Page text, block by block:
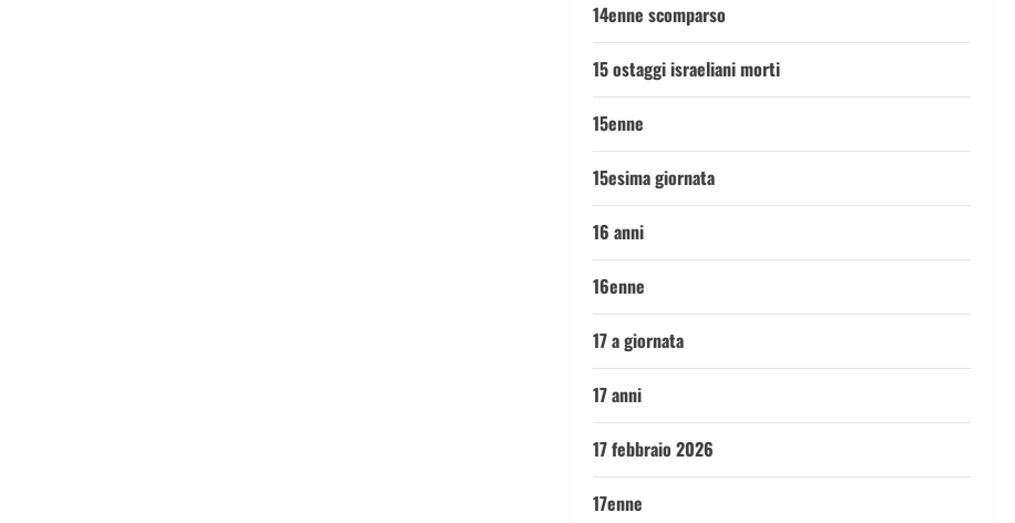
14enne scomparso
15 ostaggi israeliani morti
15enne
15esima giornata
16 anni
16enne
17 a giornata
17 anni
17 febbraio 2026
17enne